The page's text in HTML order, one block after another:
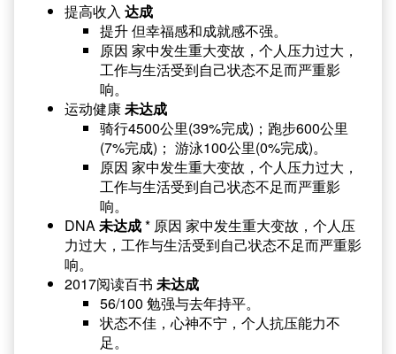
提高收入 达成
提升 但幸福感和成就感不强。
原因 家中发生重大变故，个人压力过大，
工作与生活受到自己状态不足而严重影
响。
运动健康未达成
骑行4500公里(39%完成)；跑步600公里
(7%完成)； 游泳100公里(0%完成)。
原因 家中发生重大变故，个人压力过大，
工作与生活受到自己状态不足而严重影
响。
DNA未达成* 原因 家中发生重大变故，个人压
力过大，工作与生活受到自己状态不足而严重影
响。
2017阅读百书 未达成
56/100 勉强与去年持平。
状态不佳，心神不宁，个人抗压能力不
足。